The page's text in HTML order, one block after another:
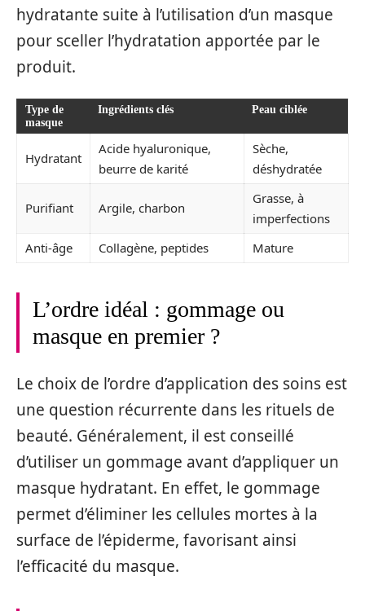
hydratante suite à l’utilisation d’un masque
pour sceller l’hydratation apportée par le
produit.
Type de
masque
Ingrédients clés Peau ciblée
Hydratant
Acide hyaluronique,
beurre de karité
Sèche,
déshydratée
Purifiant Argile, charbon
Grasse, à
imperfections
Anti-âge
Collagène, peptides Mature
L’ordre idéal : gommage ou
masque en premier ?
Le choix de l’ordre d’application des soins est
une question récurrente dans les rituels de
beauté. Généralement, il est conseillé
d’utiliser un gommage avant d’appliquer un
masque hydratant. En effet, le gommage
permet d’éliminer les cellules mortes à la
surface de l’épiderme, favorisant ainsi
l’efficacité du masque.